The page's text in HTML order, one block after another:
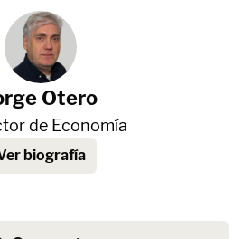
Otero
de Economía
biografía